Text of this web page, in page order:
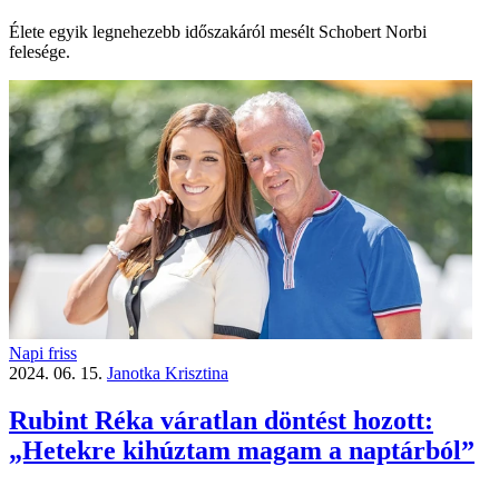
Élete egyik legnehezebb időszakáról mesélt Schobert Norbi
felesége.
Napi friss
2024. 06. 15. Janotka Krisztina
Rubint Réka váratlan döntést hozott:
„Hetekre kihúztam magam a naptárból”